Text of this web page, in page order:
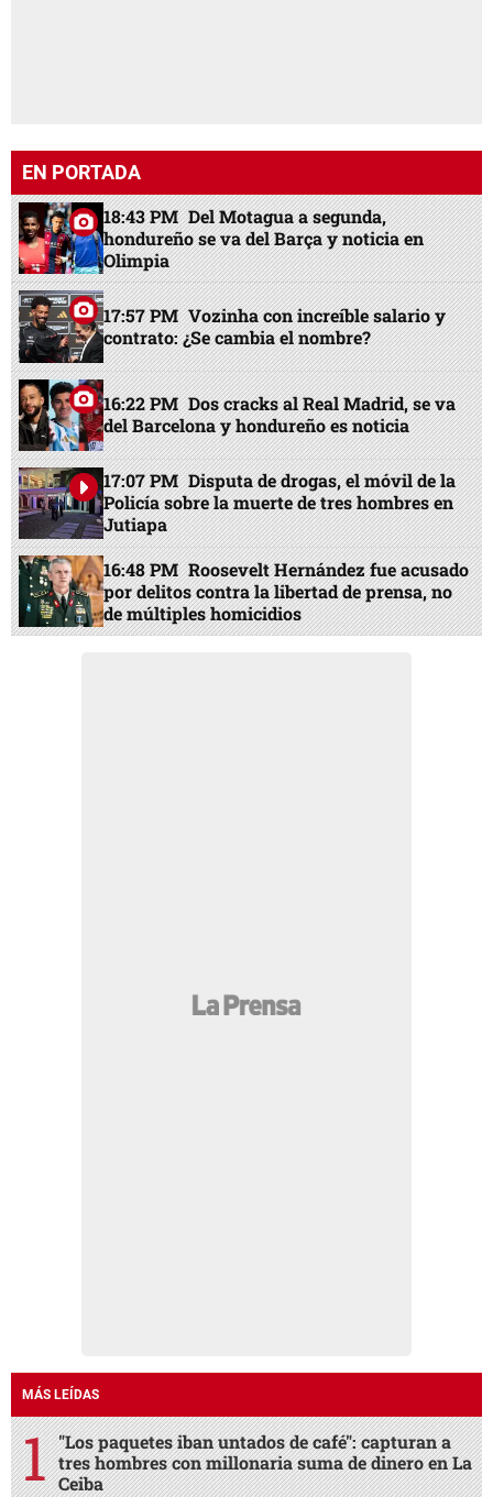
EN PORTADA
18:43 PM Del Motagua a segunda,
hondureño se va del Barça y noticia en
Olimpia
17:57 PM Vozinha con increíble salario y
contrato: ¿Se cambia el nombre?
16:22 PM Dos cracks al Real Madrid, se va
del Barcelona y hondureño es noticia
17:07 PM Disputa de drogas, el móvil de la
Policía sobre la muerte de tres hombres en
Jutiapa
16:48 PM Roosevelt Hernández fue acusado
por delitos contra la libertad de prensa, no
de múltiples homicidios
MÁS LEÍDAS
"Los paquetes iban untados de café": capturan a
tres hombres con millonaria suma de dinero en La
Ceiba